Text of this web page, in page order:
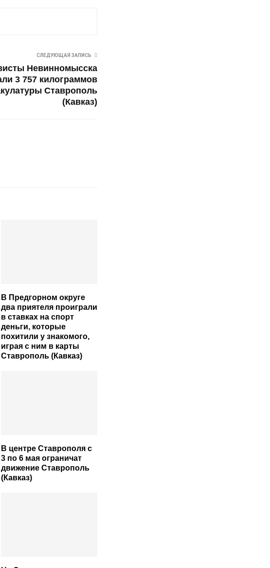
СЛЕДУЮЩАЯ ЗАПИСЬ
Невинномысска
3 757 килограммов
Ставрополь
(Кавказ)
В Предгорном округе
два приятеля проиграли
в ставках на спорт
деньги, которые
похитили у знакомого,
играя с ним в карты
Ставрополь (Кавказ)
В центре Ставрополя с
3 по 6 мая ограничат
движение Ставрополь
(Кавказ)